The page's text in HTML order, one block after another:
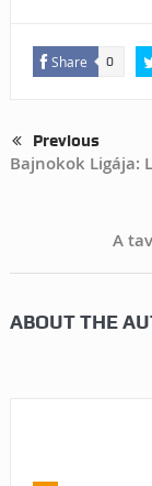
Share 0
Previous
Bajnokok Ligája:
A
ABOUT THE